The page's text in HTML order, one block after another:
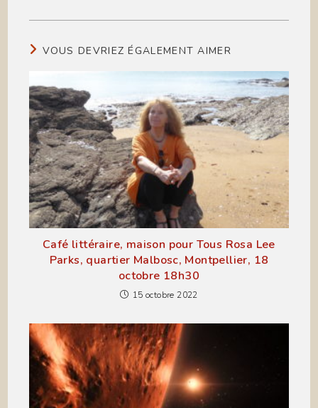
VOUS DEVRIEZ ÉGALEMENT AIMER
Café littéraire, maison pour Tous Rosa Lee
Parks, quartier Malbosc, Montpellier, 18
octobre 18h30
15 octobre 2022